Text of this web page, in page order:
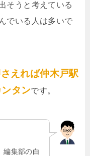
そうと考えている
でいる人は多いで
えれば仲木戸駅
タンです。
編集部の白